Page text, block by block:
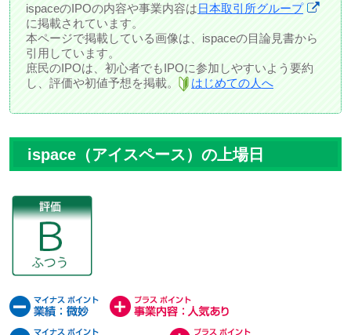
ispaceのIPOの内容や事業内容は日本取引所グループ
に掲載されています。
本ページで掲載している画像は、ispaceの目論見書から
引用しています。
庶民のIPOは、初心者でもIPOに参加しやすいよう要約
し、評価や初値予想を掲載。
はじめての人へ
ispace（アイスペース）の上場日